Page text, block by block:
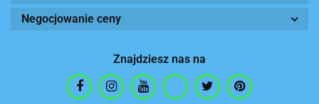
Negocjowanie ceny
Znajdziesz nas na